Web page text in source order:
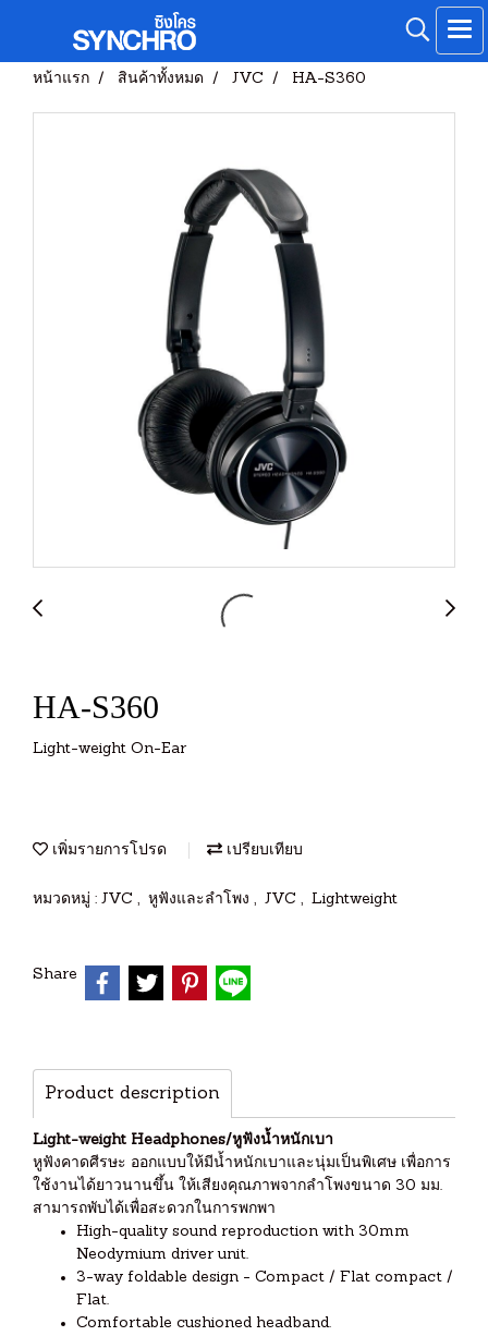
หน้าแรก สินค้าทั้งหมด JVC HA-S360
HA-S360
Light-weight On-Ear
เพิ่มรายการโปรด เปรียบเทียบ
หมวดหมู่ : JVC , หูฟังและลำโพง , JVC , Lightweight
Share
Product description
Light-weight Headphones/หูฟังน้ำหนักเบา
หูฟังคาดศีรษะ ออกแบบให้มีน้ำหนักเบาและนุ่มเป็นพิเศษ เพื่อการ
ใช้งานได้ยาวนานขึ้น ให้เสียงคุณภาพจากลำโพงขนาด 30 มม.
สามารถพับได้เพื่อสะดวกในการพกพา
High-quality sound reproduction with 30mm
Neodymium driver unit.
3-way foldable design - Compact / Flat compact /
Flat.
Comfortable cushioned headband.